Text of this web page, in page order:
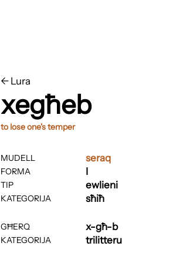
← ​​Lura
xegħeb
to lose one's temper
MUDELL
FORMA
TIP
KATEGORIJA
GĦERQ
KATEGORIJA
seraq
ewlieni
sħiħ
x-għ-b
trilitteru